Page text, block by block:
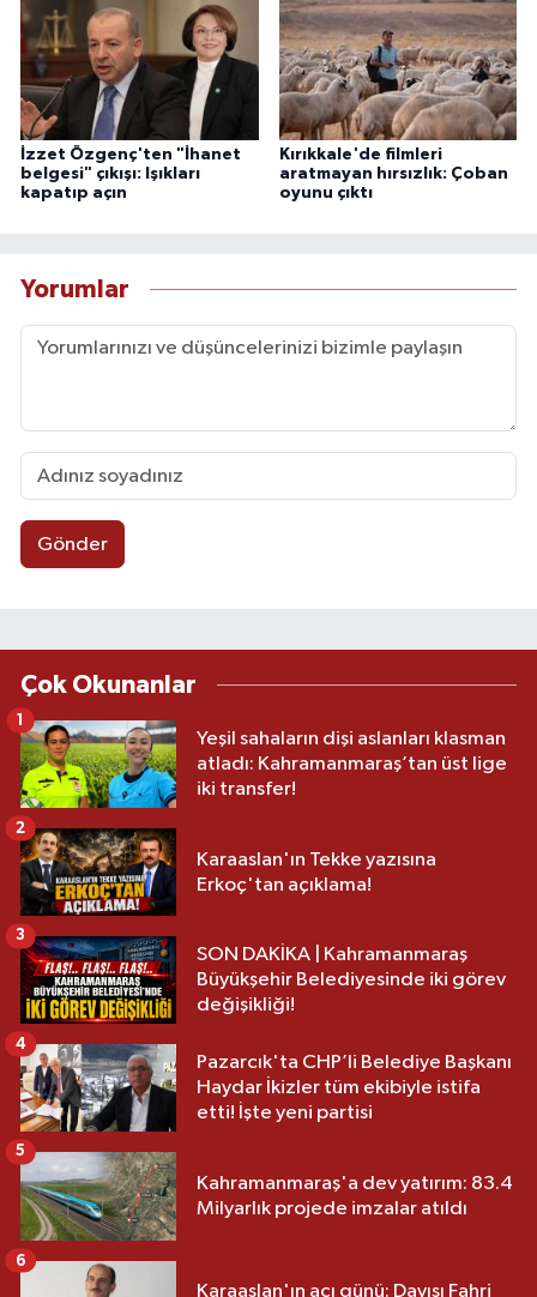
İzzet Özgenç'ten "İhanet
belgesi" çıkışı: Işıkları
kapatıp açın
Kırıkkale'de filmleri
aratmayan hırsızlık: Çoban
oyunu çıktı
Yorumlar
Gönder
Çok Okunanlar
Yeşil sahaların dişi aslanları klasman
atladı: Kahramanmaraş’tan üst lige
iki transfer!
1
Karaaslan'ın Tekke yazısına
Erkoç'tan açıklama!
2
SON DAKİKA | Kahramanmaraş
Büyükşehir Belediyesinde iki görev
değişikliği!
3
Pazarcık'ta CHP’li Belediye Başkanı
Haydar İkizler tüm ekibiyle istifa
etti! İşte yeni partisi
4
Kahramanmaraş'a dev yatırım: 83.4
Milyarlık projede imzalar atıldı
5
Karaaslan'ın acı günü: Dayısı Fahri
6